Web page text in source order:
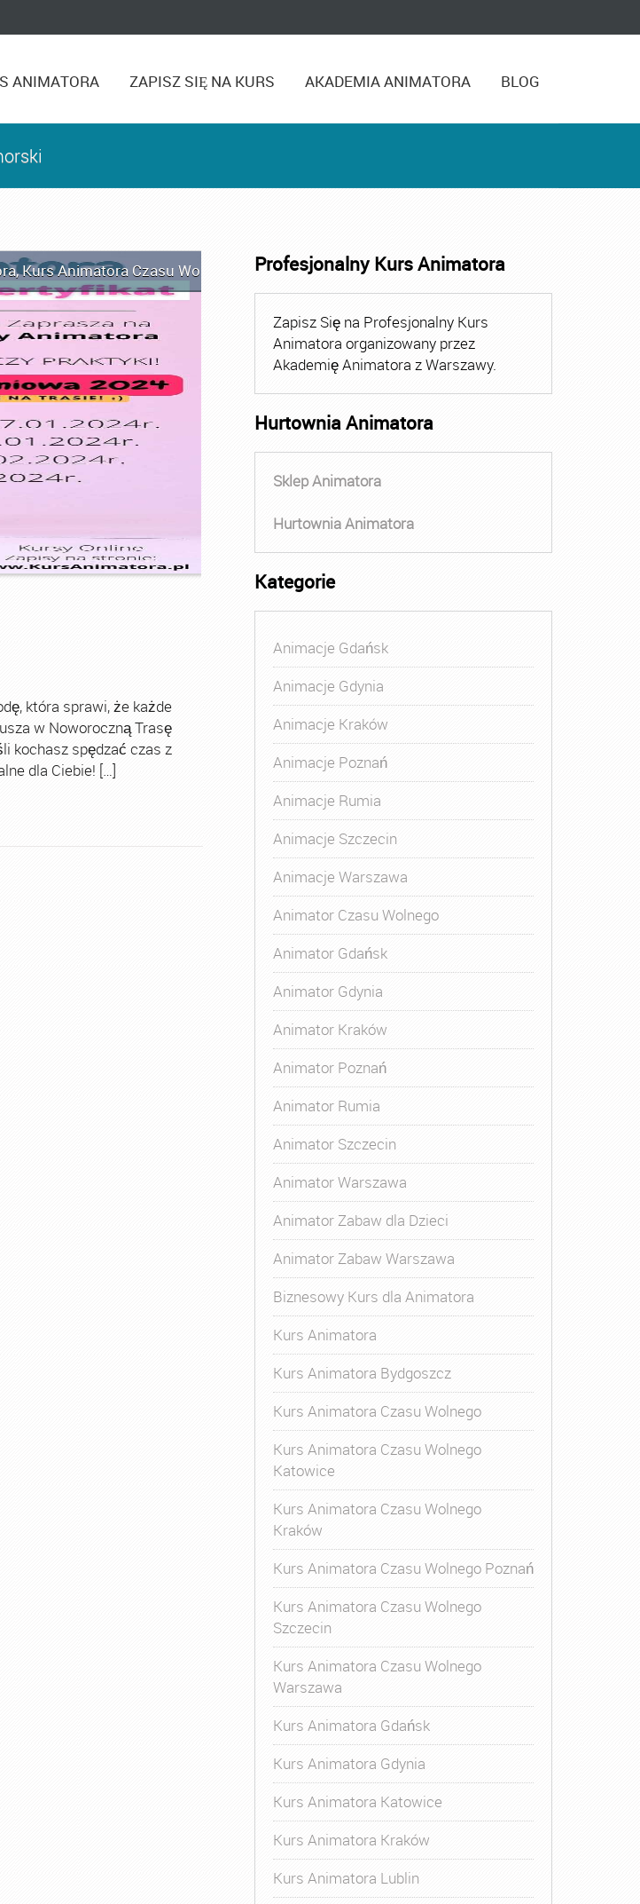
ANIMATORA ZAPISZ SIĘ NA KURS AKADEMIA ANIMATORA BLOG
,Kurs Animatora Czasu Wolnego Kurs Animatora Czasu Wolnego Warszawa
która sprawi, że każde
w Noworoczną Trasę
kochasz spędzać czas z
dla Ciebie! […]
Profesjonalny Kurs Animatora
Zapisz Się na Profesjonalny Kurs
Animatora organizowany przez
Akademię Animatora z Warszawy.
Hurtownia Animatora
Sklep Animatora
Hurtownia Animatora
Kategorie
Animacje Gdańsk
Animacje Gdynia
Animacje Kraków
Animacje Poznań
Animacje Rumia
Animacje Szczecin
Animacje Warszawa
Animator Czasu Wolnego
Animator Gdańsk
Animator Gdynia
Animator Kraków
Animator Poznań
Animator Rumia
Animator Szczecin
Animator Warszawa
Animator Zabaw dla Dzieci
Animator Zabaw Warszawa
Biznesowy Kurs dla Animatora
Kurs Animatora
Kurs Animatora Bydgoszcz
Kurs Animatora Czasu Wolnego
Kurs Animatora Czasu Wolnego
Katowice
Kurs Animatora Czasu Wolnego
Kraków
Kurs Animatora Czasu Wolnego Poznań
Kurs Animatora Czasu Wolnego
Szczecin
Kurs Animatora Czasu Wolnego
Warszawa
Kurs Animatora Gdańsk
Kurs Animatora Gdynia
Kurs Animatora Katowice
Kurs Animatora Kraków
Kurs Animatora Lublin